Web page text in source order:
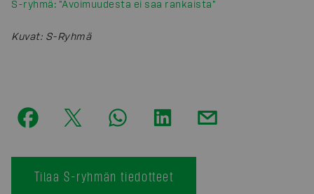
S-ryhmä: "Avoimuudesta ei saa rankaista"
Kuvat: S-Ryhmä
Tilaa S-ryhmän tiedotteet